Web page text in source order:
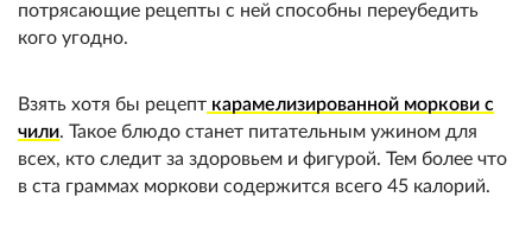
потрясающие рецепты с ней способны переубедить
кого угодно.
Взять хотя бы рецепт карамелизированной моркови с
чили. Такое блюдо станет питательным ужином для
всех, кто следит за здоровьем и фигурой. Тем более что
в ста граммах моркови содержится всего 45 калорий.